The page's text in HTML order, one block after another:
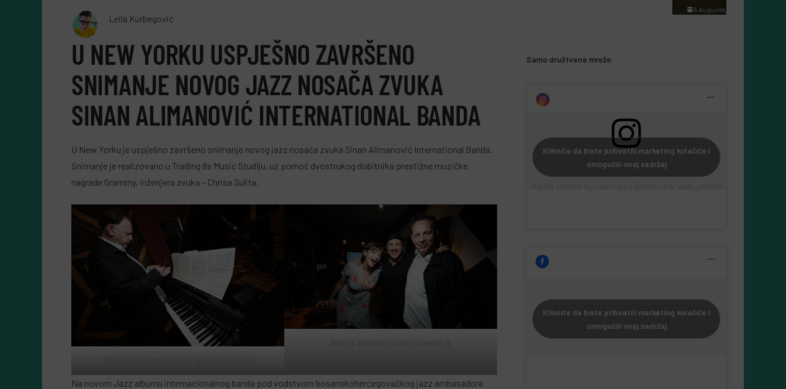
Leila Kurbegović
U NEW YORKU USPJEŠNO ZAVRŠENO
SNIMANJE NOVOG JAZZ NOSAČA ZVUKA
SINAN ALIMANOVIĆ INTERNATIONAL BANDA
U New Yorku je uspješno završeno snimanje novog jazz nosača zvuka Sinan Alimanović International Banda.
Snimanje je realizovano u Trading 8s Music Studiju, uz pomoć dvostrukog dobitnika prestižne muzičke
nagrade Grammy, inženjera zvuka – Chrisa Sulita.
Sinan Alimanović (Foto: Christopher Drukker)
Sinan s kćerkom Lejlom i Harviem S
Na novom Jazz albumu internacionalnog banda pod vodstvom bosanskohercegovačkog jazz ambasadora
Kliknite da biste prihvatili marketing kolačiće i
omogućili ovaj sadržaj
Kliknite da biste prihvatili marketing kolačiće i
omogućili ovaj sadržaj